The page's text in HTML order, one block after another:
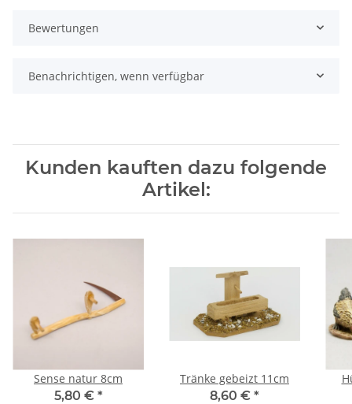
Bewertungen
Benachrichtigen, wenn verfügbar
Kunden kauften dazu folgende
Artikel:
Sense natur 8cm
5,80 € *
Tränke gebeizt 11cm
8,60 € *